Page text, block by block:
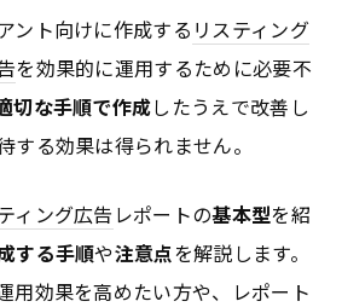
ント向けに作成する リスティング
を効果的に運用するために必要不
切な手順で作成したうえで改善し
する効果は得られません。
ィング広告 レポートの基本型を紹
する手順や注意点を解説します。
用効果を高めたい方や、レポート